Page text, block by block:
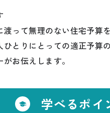
って無理のない住宅予算
とりにとっての適正予算
お伝えします。
学べるポイ